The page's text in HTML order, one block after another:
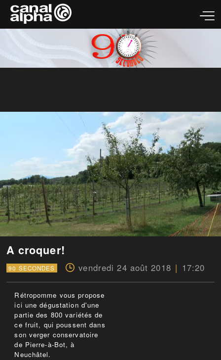
A croquer!
90 SECONDES vendredi 24 août 2018 17:20
Rétropomme vous propose
ici une dégustation d'une
partie des 800 variétés de
ce fruit, qui poussent dans
son verger conservatoire
de Pierre-à-Bot, à
Neuchâtel.